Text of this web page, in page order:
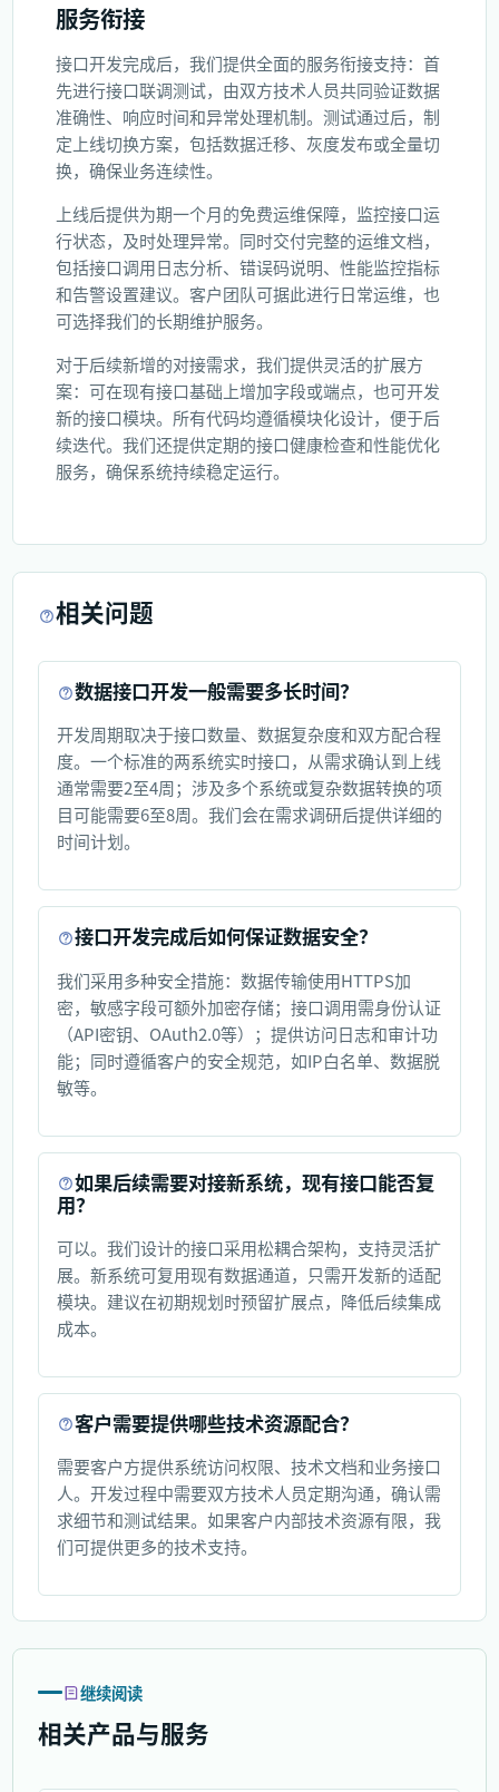
服务衔接
接口开发完成后，我们提供全面的服务衔接支持：首
先进行接口联调测试，由双方技术人员共同验证数据
准确性、响应时间和异常处理机制。测试通过后，制
定上线切换方案，包括数据迁移、灰度发布或全量切
换，确保业务连续性。
上线后提供为期一个月的免费运维保障，监控接口运
行状态，及时处理异常。同时交付完整的运维文档，
包括接口调用日志分析、错误码说明、性能监控指标
和告警设置建议。客户团队可据此进行日常运维，也
可选择我们的长期维护服务。
对于后续新增的对接需求，我们提供灵活的扩展方
案：可在现有接口基础上增加字段或端点，也可开发
新的接口模块。所有代码均遵循模块化设计，便于后
续迭代。我们还提供定期的接口健康检查和性能优化
服务，确保系统持续稳定运行。
相关问题
数据接口开发一般需要多长时间？
开发周期取决于接口数量、数据复杂度和双方配合程
度。一个标准的两系统实时接口，从需求确认到上线
通常需要2至4周；涉及多个系统或复杂数据转换的项
目可能需要6至8周。我们会在需求调研后提供详细的
时间计划。
接口开发完成后如何保证数据安全？
我们采用多种安全措施：数据传输使用HTTPS加
密，敏感字段可额外加密存储；接口调用需身份认证
（API密钥、OAuth2.0等）；提供访问日志和审计功
能；同时遵循客户的安全规范，如IP白名单、数据脱
敏等。
如果后续需要对接新系统，现有接口能否复
用？
可以。我们设计的接口采用松耦合架构，支持灵活扩
展。新系统可复用现有数据通道，只需开发新的适配
模块。建议在初期规划时预留扩展点，降低后续集成
成本。
客户需要提供哪些技术资源配合？
需要客户方提供系统访问权限、技术文档和业务接口
人。开发过程中需要双方技术人员定期沟通，确认需
求细节和测试结果。如果客户内部技术资源有限，我
们可提供更多的技术支持。
继续阅读
相关产品与服务